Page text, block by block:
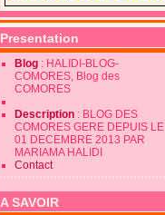
Presentation
Blog : HALIDI-BLOG-
COMORES, Blog des
COMORES
Description : BLOG DES
COMORES GERE DEPUIS LE
01 DECEMBRE 2013 PAR
MARIAMA HALIDI
Contact
A SAVOIR